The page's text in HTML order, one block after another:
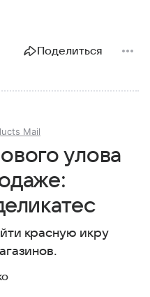
Поделиться
Mail
улова
красную икру